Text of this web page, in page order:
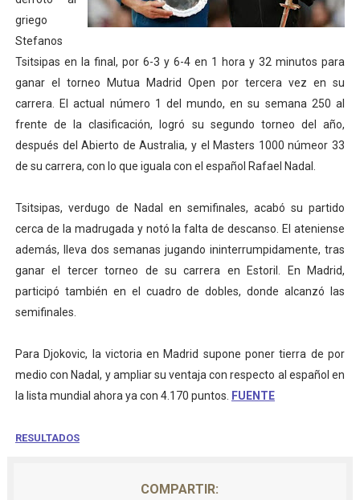
Athletes Unlimited Softball League 2026 - Las Utah
Mundial de piragüismo slalom 2026 (Oklahoma City,
Tour de Francia masculino 2026 - Tadej Pogacar
Mundial de Fórmula 1 2026 - Lando Norris consigue
Campeonato de Europa de high diving 2026 (París,
griego
Stefanos
Tsitsipas en la final, por 6-3 y 6-4 en 1 hora y 32 minutos para
ganar el torneo Mutua Madrid Open por tercera vez en su
carrera. El actual número 1 del mundo, en su semana 250 al
frente de la clasificación, logró su segundo torneo del año,
después del Abierto de Australia, y el Masters 1000 númeor 33
de su carrera, con lo que iguala con el español Rafael Nadal.
Tsitsipas, verdugo de Nadal en semifinales, acabó su partido
cerca de la madrugada y notó la falta de descanso. El ateniense
además, lleva dos semanas jugando ininterrumpidamente, tras
ganar el tercer torneo de su carrera en Estoril. En Madrid,
participó también en el cuadro de dobles, donde alcanzó las
semifinales.
Para Djokovic, la victoria en Madrid supone poner tierra de por
medio con Nadal, y ampliar su ventaja con respecto al español en
la lista mundial ahora ya con 4.170 puntos.
FUENTE
RESULTADOS
COMPARTIR: